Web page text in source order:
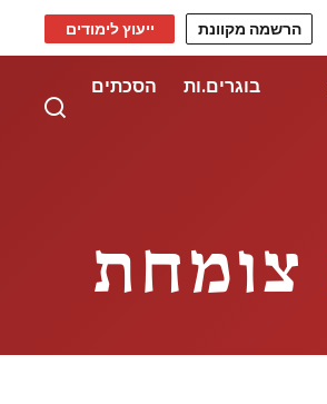
הרשמה מקוונת ייעוץ לימודים
בוגרים.ות הסכתים